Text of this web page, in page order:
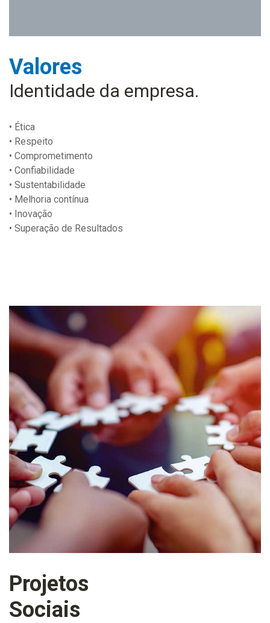
Valores
Identidade da empresa.
• Ética
• Respeito
• Comprometimento
• Confiabilidade
• Sustentabilidade
• Melhoria contínua
• Inovação
• Superação de Resultados
Projetos
Sociais